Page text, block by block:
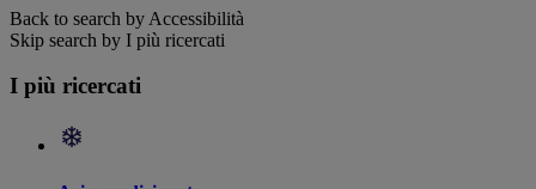
Back to search by Accessibilità
Skip search by I più ricercati
I più ricercati